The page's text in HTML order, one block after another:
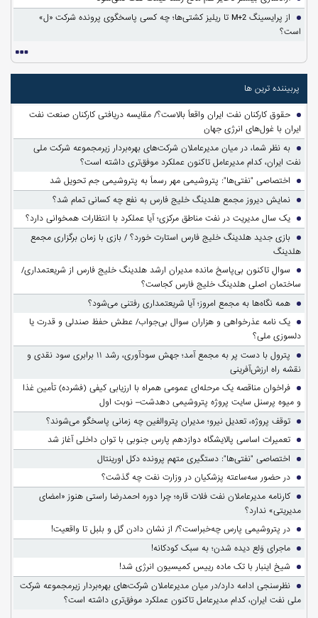
از پرایسینگ M+2 تا ریلیز کشتی‌ها؛ چه کسی پاسخگوی پرونده شرکت «ل»
است؟
پربیننده ترین ها
حقوق کارکنان نفت ایران واقعاً بالاست؟/ مقایسه دریافتی کارکنان صنعت نفت
ایران با غول‌های انرژی جهان
به نظر شما، در میان مدیرعاملان شرکت‌های بهره‌بردار زیرمجموعه شرکت ملی
نفت ایران، کدام مدیرعامل تاکنون عملکرد موفق‌تری داشته است؟
اختصاصی "نفتی‌ها": پتروشیمی مهر رسماً به پتروشیمی جم تحویل شد
نمایش دیروز مجمع هلدینگ خلیج فارس به نفع چه کسانی تمام شد؟
یک سال مدیریت در نفت مناطق مرکزی؛ آیا عملکرد با انتظارات همخوانی دارد؟
بازی جدید هلدینگ خلیج فارس استارت خورد؟ / بازی با زمان برگزاری مجمع
هلدینگ
سوالِ تاکنون بی‌پاسخ مانده مدیران ارشد هلدینگ خلیج فارس از شریعتمداری/
ساختمان اصلی هلدینگ خلیج فارس کجاست؟
همه نگاه‌ها به مجمع امروز؛ آیا شریعتمداری رفتنی می‌شود؟
یک نامه عذرخواهی و هزاران سوال بی‌جواب/ عطش حفظ صندلی و قدرت یا
دلسوزی ملی؟
پترول با دست پر به مجمع آمد؛ جهش سودآوری، رشد ۱۱ برابری سود نقدی و
نقشه راه ارزش‌آفرینی
فراخوان مناقصه یک مرحله‌ای عمومی همراه با ارزیابی کیفی (فشرده) تأمین غذا
و میوه پرسنل سایت پروژه پتروشیمی دهدشت– نوبت اول
توقف پروژه، تعدیل نیرو؛ مدیران پتروالفین چه زمانی پاسخگو می‌شوند؟
تعمیرات اساسی پالایشگاه دوازدهم پارس جنوبی با توان داخلی آغاز شد
اختصاصی "نفتی‌ها": دستگیری متهم پرونده دکل اورینتال
در حضور سه‌ساعته پزشکیان در وزارت نفت چه گذشت؟
کارنامه مدیرعاملان نفت فلات قاره؛ چرا دوره احمدرضا راستی هنوز «امضای
مدیریتی» ندارد؟
در پتروشیمی پارس چه‌خبراست؟/ از نشان دادن گل و بلبل تا واقعیت!
ماجرای وَلع دیده شدن؛ به سبک کودکانه!
شیخ اینبار با تک ماده رییس کمیسیون انرژی شد!
نظرسنجی ادامه دارد/در میان مدیرعاملان شرکت‌های بهره‌بردار زیرمجموعه شرکت
ملی نفت ایران، کدام مدیرعامل تاکنون عملکرد موفق‌تری داشته است؟